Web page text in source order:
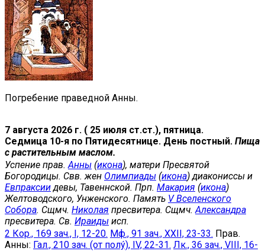
Погребение праведной Анны.
7 августа 2026 г. ( 25 июля ст.ст.), пятница.
Седмица 10-я по Пятидесятнице. День постный. Пища
с растительным маслом.
Успение прав. Анны (икона), матери Пресвятой
Богородицы. Свв. жен Олимпиады (икона) диакониссы и
Евпраксии девы, Тавеннской. Прп. Макария (икона)
Желтоводского, Унженского. Память V Вселенского
Собора. Сщмч. Николая пресвитера. Сщмч. Александра
пресвитера. Св. Ираиды исп.
2 Кор., 169 зач., I, 12-20. Мф., 91 зач., XXII, 23-33. Прав.
Анны: Гал., 210 зач. (от полу́), IV, 22-31. Лк., 36 зач., VIII, 16-